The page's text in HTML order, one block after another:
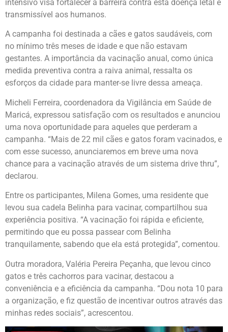
intensivo visa fortalecer a barreira contra esta doença letal e
transmissível aos humanos.
A campanha foi destinada a cães e gatos saudáveis, com
no mínimo três meses de idade e que não estavam
gestantes. A importância da vacinação anual, como única
medida preventiva contra a raiva animal, ressalta os
esforços da cidade para manter-se livre dessa ameaça.
Micheli Ferreira, coordenadora da Vigilância em Saúde de
Maricá, expressou satisfação com os resultados e anunciou
uma nova oportunidade para aqueles que perderam a
campanha. “Mais de 22 mil cães e gatos foram vacinados, e
com esse sucesso, anunciaremos em breve uma nova
chance para a vacinação através de um sistema drive thru”,
declarou.
Entre os participantes, Milena Gomes, uma residente que
levou sua cadela Belinha para vacinar, compartilhou sua
experiência positiva. “A vacinação foi rápida e eficiente,
permitindo que eu possa passear com Belinha
tranquilamente, sabendo que ela está protegida”, comentou.
Outra moradora, Valéria Pereira Peçanha, que levou cinco
gatos e três cachorros para vacinar, destacou a
conveniência e a eficiência da campanha. “Dou nota 10 para
a organização, e fiz questão de incentivar outros através das
minhas redes sociais”, acrescentou.